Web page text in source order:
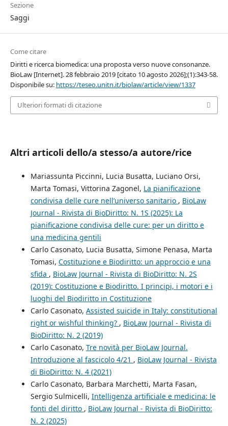
Sezione
Saggi
Come citare
Diritti e ricerca biomedica: una proposta verso nuove consonanze.
BioLaw [Internet]. 28 febbraio 2019 [citato 10 agosto 2026];(1):343-58.
Disponibile su: https://teseo.unitn.it/biolaw/article/view/1337
Ulteriori formati di citazione
Altri articoli dello/a stesso/a autore/rice
Mariassunta Piccinni, Lucia Busatta, Luciano Orsi,
Marta Tomasi, Vittorina Zagonel, La pianificazione
condivisa delle cure nell’universo sanitario , BioLaw
Journal - Rivista di BioDiritto: N. 1S (2025): La
pianificazione condivisa delle cure: per un diritto e
una medicina gentili
Carlo Casonato, Lucia Busatta, Simone Penasa, Marta
Tomasi, Costituzione e Biodiritto: un approccio e una
sfida , BioLaw Journal - Rivista di BioDiritto: N. 2S
(2019): Costituzione e Biodiritto. I principi, i motori e i
luoghi del Biodiritto in Costituzione
Carlo Casonato, Assisted suicide in Italy: constitutional
right or wishful thinking? , BioLaw Journal - Rivista di
BioDiritto: N. 2 (2019)
Carlo Casonato, Tre novità per BioLaw Journal.
Introduzione al fascicolo 4/21 , BioLaw Journal - Rivista
di BioDiritto: N. 4 (2021)
Carlo Casonato, Barbara Marchetti, Marta Fasan,
Sergio Sulmicelli, Intelligenza artificiale e medicina: le
fonti del diritto , BioLaw Journal - Rivista di BioDiritto:
N. 2 (2025)